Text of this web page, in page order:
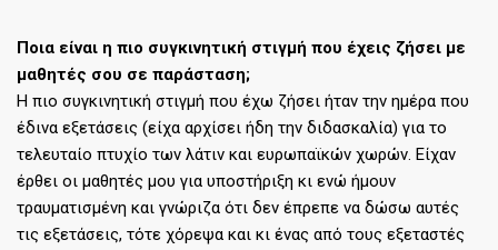
Ποια είναι η πιο συγκινητική στιγμή που έχεις ζήσει με
μαθητές σου σε παράσταση;
Η πιο συγκινητική στιγμή που έχω ζήσει ήταν την ημέρα που
έδινα εξετάσεις (είχα αρχίσει ήδη την διδασκαλία) για το
τελευταίο πτυχίο των λάτιν και ευρωπαϊκών χωρών. Είχαν
έρθει οι μαθητές μου για υποστήριξη κι ενώ ήμουν
τραυματισμένη και γνώριζα ότι δεν έπρεπε να δώσω αυτές
τις εξετάσεις, τότε χόρεψα και κι ένας από τους εξεταστές